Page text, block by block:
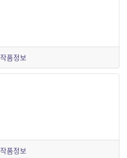
작품정보
작품정보